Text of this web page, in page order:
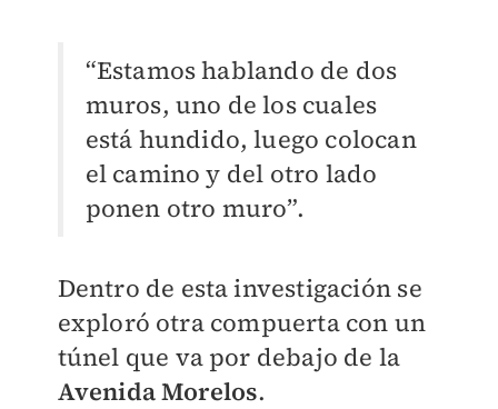
“Estamos hablando de dos
muros, uno de los cuales
está hundido, luego colocan
el camino y del otro lado
ponen otro muro”.
Dentro de esta investigación se
exploró otra compuerta con un
túnel que va por debajo de la
Avenida Morelos.